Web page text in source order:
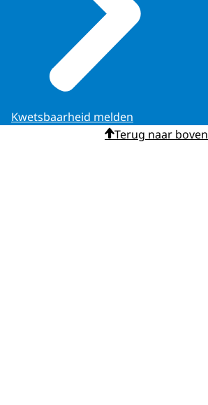
Kwetsbaarheid melden
Terug naar boven